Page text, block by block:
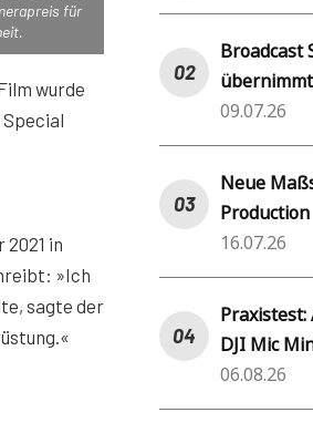
für
wurde
in
»Ich
sagte der
Broadcast
übernimmt
09.07.26
Neue
Production
16.07.26
DJI Mic
06.08.26